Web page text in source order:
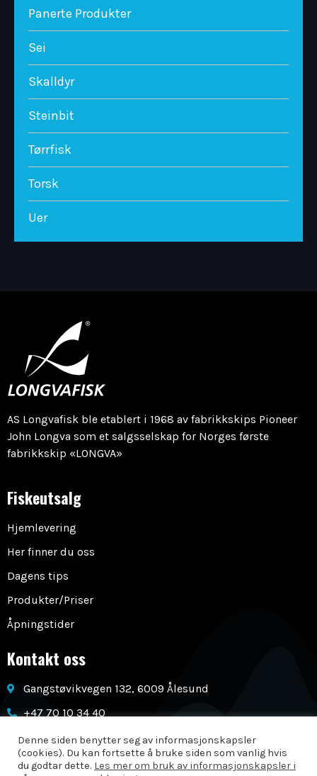
Panerte Produkter
Sei
Skalldyr
Steinbit
Tørrfisk
Torsk
Uer
AS Longvafisk ble etablert i 1968 av fabrikkskips Pioneer
John Longva som et salgsselskap for Norges første
fabrikkskip «LONGVA»
Fiskeutsalg
Hjemlevering
Her finner du oss
Dagens tips
Produkter/Priser
Åpningstider
Kontakt oss
Gangstøvikvegen 132, 6009 Ålesund
+47 70 10 34 40
post@longvafisk.no
Denne siden benytter seg av informasjonskapsler
(cookies). Du kan fortsette å bruke siden som vanlig hvis
du godtar dette. Les mer om bruk av informasjonskapsler i